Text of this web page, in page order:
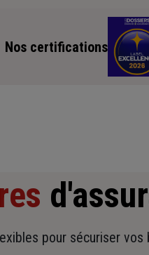
Nos certifications
pour sécuriser vos